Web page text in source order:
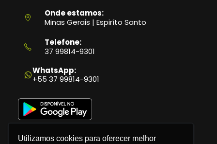
Utilizamos cookies para oferecer melhor
Onde estamos:
Minas Gerais | Espiríto Santo
Telefone:
37 99814-9301
em
seu
aplicativo
WhatsApp:
+55 37 99814-9301